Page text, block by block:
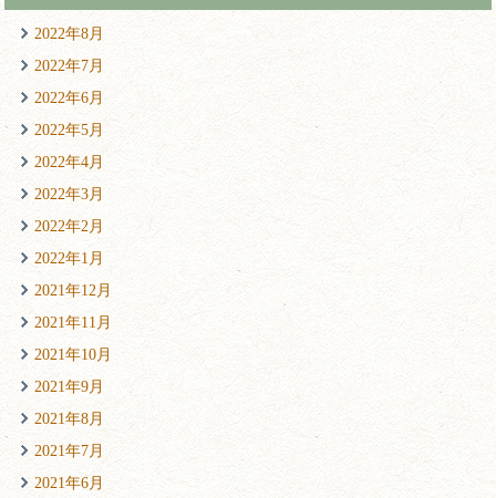
2022年8月
2022年7月
2022年6月
2022年5月
2022年4月
2022年3月
2022年2月
2022年1月
2021年12月
2021年11月
2021年10月
2021年9月
2021年8月
2021年7月
2021年6月